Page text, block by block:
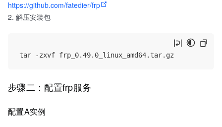
https://github.com/fatedier/frp
2. 解压安装包
步骤二：配置frp服务
配置A实例